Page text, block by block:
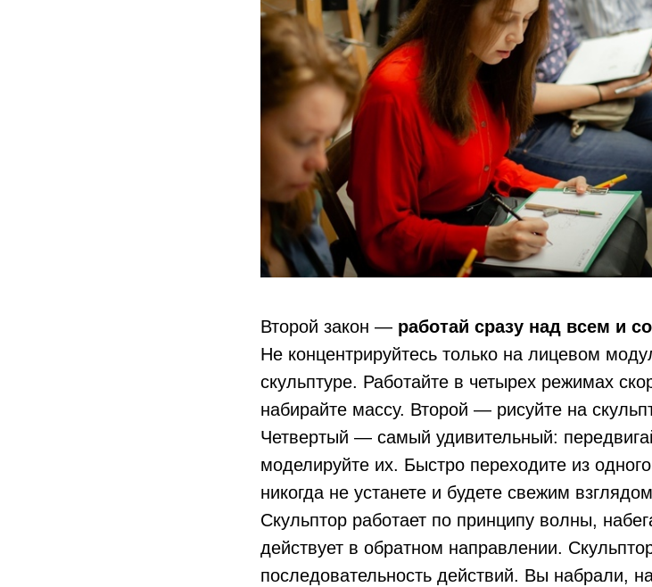
Второй закон — работай сразу над всем и
Не концентрируйтесь только на лицевом
скульптуре. Работайте в четырех режимах
набирайте массу. Второй — рисуйте на
Четвертый — самый удивительный:
моделируйте их. Быстро переходите из
никогда не устанете и будете свежим
Скульптор работает по принципу волны,
действует в обратном направлении.
последовательность действий. Вы набрали,